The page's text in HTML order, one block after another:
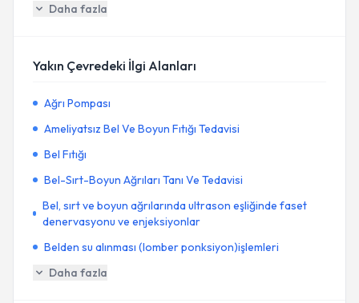
Daha fazla
Yakın Çevredeki İlgi Alanları
Ağrı Pompası
Ameliyatsız Bel Ve Boyun Fıtığı Tedavisi
Bel Fıtığı
Bel-Sırt-Boyun Ağrıları Tanı Ve Tedavisi
Bel, sırt ve boyun ağrılarında ultrason eşliğinde faset
denervasyonu ve enjeksiyonlar
Belden su alınması (lomber ponksiyon)işlemleri
Daha fazla